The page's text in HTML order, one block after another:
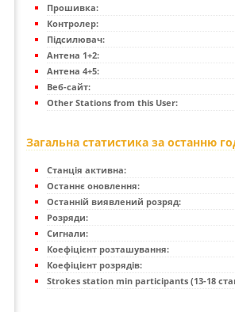
Прошивка:
Контролер:
Підсилювач:
Антена 1+2:
Антена 4+5:
Веб-сайт:
Other Stations from this User:
Загальна статистика за останню
Станція активна:
Останнє оновлення:
Останній виявлений розряд:
Розряди:
Сигнали:
Коефіцієнт розташування:
Коефіцієнт розрядів:
Strokes station min participants (13-18